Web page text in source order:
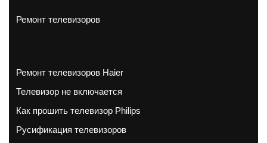
Ремонт телевизоров
Ремонт телевизоров Haier
Телевизор не включается
Как прошить телевизор Philips
Русификация телевизоров